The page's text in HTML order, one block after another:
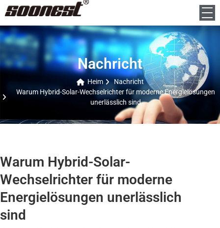
Nachricht
Heim
Nachricht
Warum Hybrid-Solar-Wechselrichter für moderne Energielösungen
unerlässlich sind
Warum Hybrid-Solar-
Wechselrichter für moderne
Energielösungen unerlässlich
sind